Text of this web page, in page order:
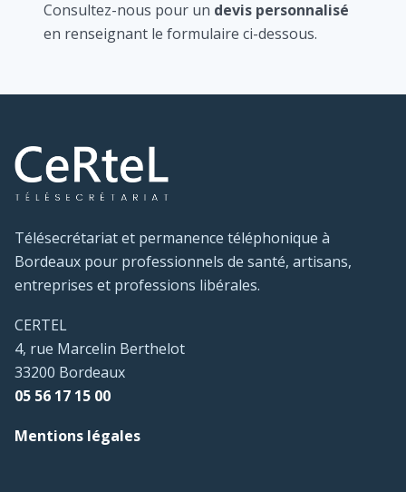
Consultez-nous pour un devis personnalisé
en renseignant le formulaire ci-dessous.
Télésecrétariat et permanence téléphonique à
Bordeaux pour professionnels de santé, artisans,
entreprises et professions libérales.
CERTEL
4, rue Marcelin Berthelot
33200 Bordeaux
05 56 17 15 00
Mentions légales